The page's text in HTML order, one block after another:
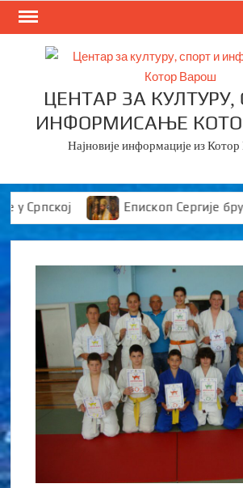
Skip
ЦЕНТАР ЗА КУЛТУРУ,
ИНФОРМИСАЊЕ
Најновије информације из
Епископ Сергије